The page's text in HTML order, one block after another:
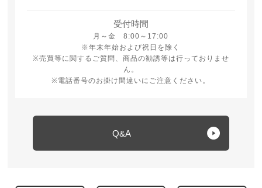
受付時間
月～金 8:00～17:00
月曜日から金曜日 8時から17時
※年末年始および祝日を除く
※売買等に関するご質問、商品の勧誘等は行っておりませ
ん。
※電話番号のお掛け間違いにご注意ください。
Q&A